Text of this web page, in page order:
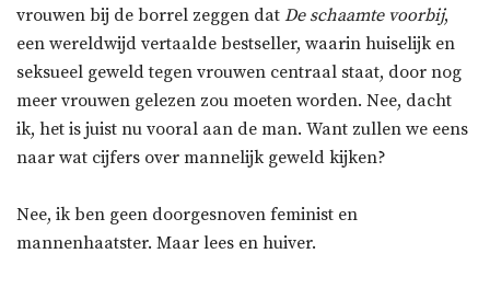
vrouwen bij de borrel zeggen dat De schaamte voorbij,
een wereldwijd vertaalde bestseller, waarin huiselijk en
seksueel geweld tegen vrouwen centraal staat, door nog
meer vrouwen gelezen zou moeten worden. Nee, dacht
ik, het is juist nu vooral aan de man. Want zullen we eens
naar wat cijfers over mannelijk geweld kijken?
Nee, ik ben geen doorgesnoven feminist en
mannenhaatster. Maar lees en huiver.